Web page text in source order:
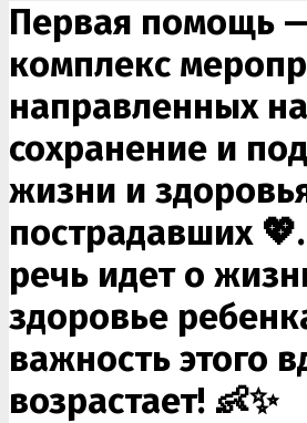
Первая помощь
комплекс
направленных на
сохранение и
жизни и
пострадавших
речь идет о
здоровье
важность этого
возрастает! 👶✨